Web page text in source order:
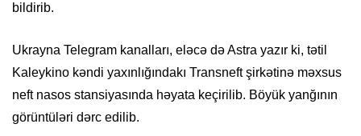
bildirib.
Ukrayna Telegram kanalları, eləcə də Astra yazır ki, tətil
Kaleykino kəndi yaxınlığındakı Transneft şirkətinə məxsus
neft nasos stansiyasında həyata keçirilib. Böyük yanğının
görüntüləri dərc edilib.